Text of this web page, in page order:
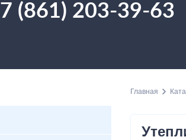
7 (861) 203-39-63
Главная